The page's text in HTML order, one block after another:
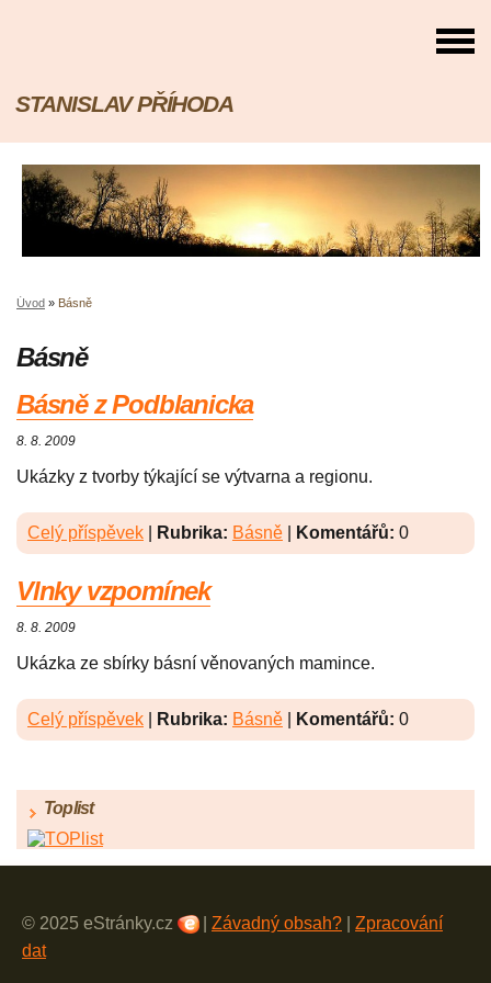
STANISLAV PŘÍHODA
Úvod » Básně
Básně
Básně z Podblanicka
8. 8. 2009
Ukázky z tvorby týkající se výtvarna a regionu.
Celý příspěvek Rubrika: Básně Komentářů: 0
Vlnky vzpomínek
8. 8. 2009
Ukázka ze sbírky básní věnovaných mamince.
Celý příspěvek Rubrika: Básně Komentářů: 0
Toplist
© 2025 eStránky.cz Závadný obsah?
Zpracování
dat